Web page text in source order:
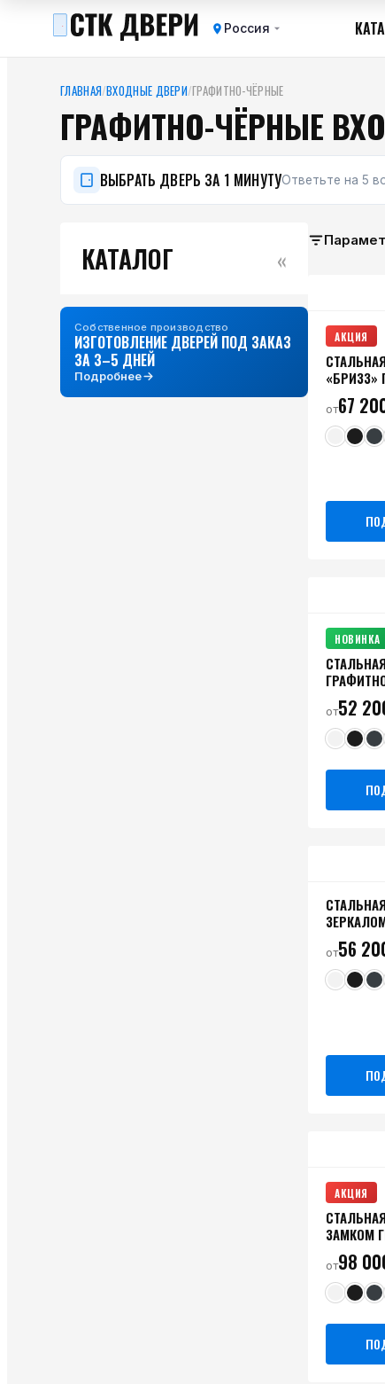
Россия
ГЛАВНАЯ/ВХОДНЫЕ ДВЕРИ/ГРАФИТНО-ЧЁРНЫЕ
ГРАФИТНО-ЧЁРНЫЕ
ВЫБРАТЬ ДВЕРЬ ЗА 1 МИНУТУОтветьте на 5
КАТАЛОГ «
Собственное производство
ИЗГОТОВЛЕНИЕ ДВЕРЕЙ ПОД ЗАКАЗ
ЗА 3–5 ДНЕЙ
Подробнее
АКЦИЯ
«БРИЗЗ»
от67
НОВИНКА
от52
от56
АКЦИЯ
ЗАМКОМ
от98